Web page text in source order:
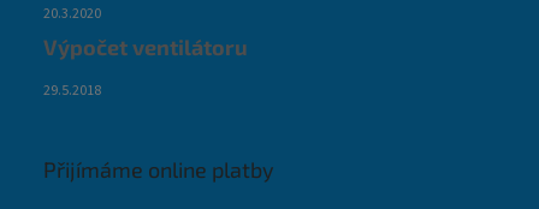
20.3.2020
Výpočet ventilátoru
29.5.2018
Přijímáme online platby